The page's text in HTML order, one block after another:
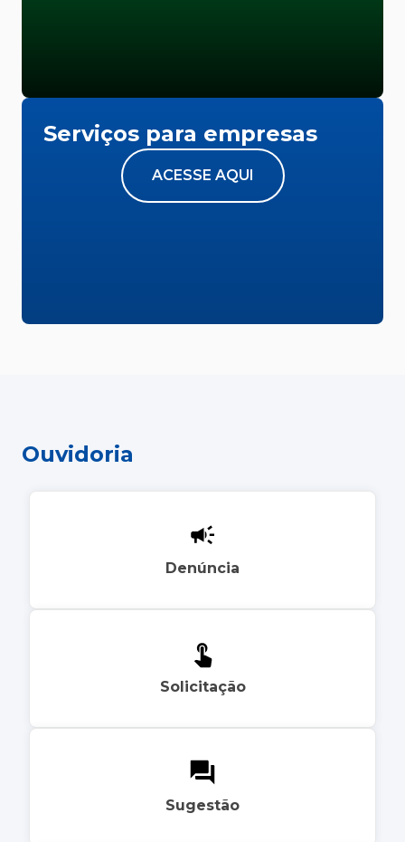
Serviços para empresas
ACESSE AQUI
Ouvidoria
Denúncia
Solicitação
Sugestão